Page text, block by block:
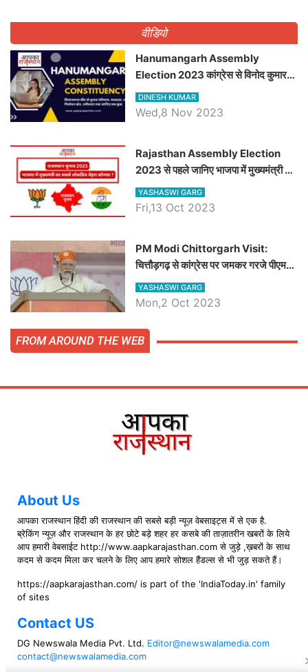
वीडियो
Hanumangarh Assembly
Election 2023 कांग्रेस से विनोद कुमार
चौधरी तो अमित चौधरी होंगे भाजपा उम्मीदवार,
जानिये हनुमानगढ़ विधानसभा सीट के ताजा
DINESH KUMAR
Wed,8 Nov 2023
Rajasthan Assembly Election
2023 से पहले जानिए भाजपा में मुख्यमंत्री का
सबसे लोकप्रिय चेहरा कौनसा ?
YASHASWI GARG
Fri,13 Oct 2023
PM Modi Chittorgarh Visit:
चित्तौड़गढ़ से कांग्रेस पर जमकर गरजे पीएम
मोदी, जाने प्रधानमंत्री के भाषण की बड़ी
बातें, देखें वीडियो
YASHASWI GARG
Mon,2 Oct 2023
FROM AROUND THE WEB
About Us
आपका राजस्थान हिंदी की राजस्थान की सबसे बड़ी न्यूज़ वेबसाइट्स में से एक है.
ब्रेकिंग न्यूज़ और राजस्थान के हर छोटे बड़े शहर हर कसबे की ताज़ातरीन खबरों के लिये
आप हमारी वेबसाईट http://www.aapkarajasthan.com से जुड़े ,ख़बरों के साथ
कदम से कदम मिला कर चलने के लिए आप हमारे सोशल हैंडल्स से भी जुड़ सकते हैं।
https://aapkarajasthan.com/ is part of the 'IndiaToday.in' family
of sites
Contact US
DG Newswala Media Pvt. Ltd. Editor@newswalamedia.com
contact@newswalamedia.com